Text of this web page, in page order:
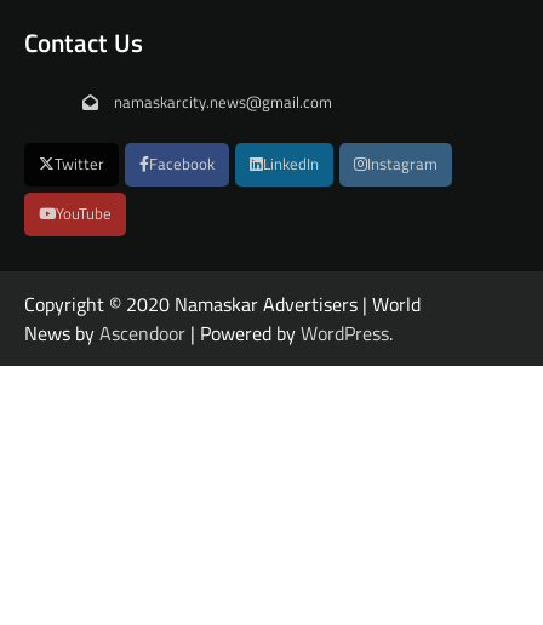
Contact Us
namaskarcity.news@gmail.com
Twitter Facebook LinkedIn Instagram
YouTube
Copyright © 2020 Namaskar Advertisers | World
News byAscendoor | Powered byWordPress.